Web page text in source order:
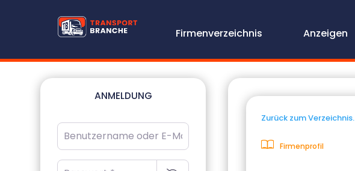
Firmenverzeichnis Anzeigen
ANMELDUNG
Benutzername oder E-Mail-Adresse
Passwort
Zurück zum Verzeichnis.
Firmenprofil